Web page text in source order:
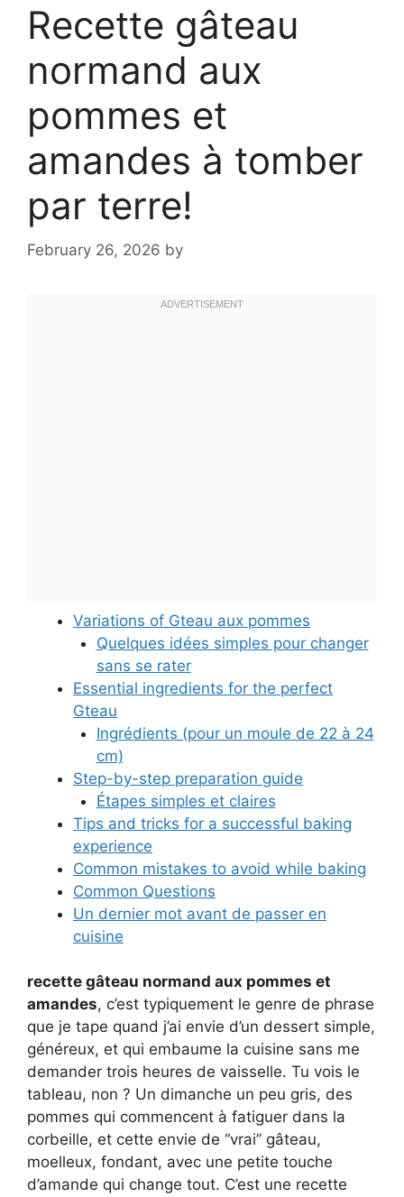
Recette gâteau
normand aux
pommes et
amandes à tomber
par terre!
February 26, 2026 by
Variations of Gteau aux pommes
Quelques idées simples pour changer
sans se rater
Essential ingredients for the perfect
Gteau
Ingrédients (pour un moule de 22 à 24
cm)
Step-by-step preparation guide
Étapes simples et claires
Tips and tricks for a successful baking
experience
Common mistakes to avoid while baking
Common Questions
Un dernier mot avant de passer en
cuisine
recette gâteau normand aux pommes et
amandes, c’est typiquement le genre de phrase
que je tape quand j’ai envie d’un dessert simple,
généreux, et qui embaume la cuisine sans me
demander trois heures de vaisselle. Tu vois le
tableau, non ? Un dimanche un peu gris, des
pommes qui commencent à fatiguer dans la
corbeille, et cette envie de “vrai” gâteau,
moelleux, fondant, avec une petite touche
d’amande qui change tout. C’est une recette